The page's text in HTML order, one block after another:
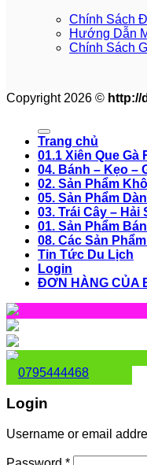
Chính Sách
Hướng Dẫn
Chính Sách
Copyright 2026 © http://
Trang chủ
01.1 Xiên Que Gà
04. Bánh – Kẹo –
02. Sản Phẩm Khô
05. Sản Phẩm
03. Trái Cây – Hải
01. Sản Phẩm
08. Các Sản
Tin Tức Du Lịch
Login
ĐƠN HÀNG CỦA
0795444468
Login
Username or email